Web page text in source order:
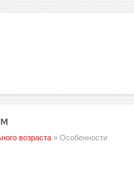
возраста» Особенности